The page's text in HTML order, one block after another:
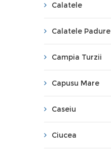
Calatele
Calatele Padure
Campia Turzii
Capusu Mare
Caseiu
Ciucea